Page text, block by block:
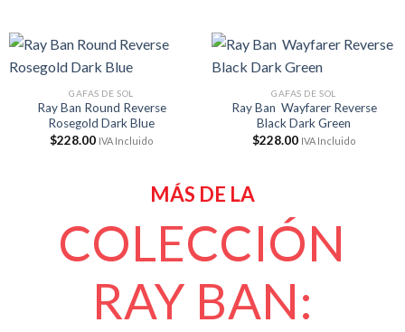
GAFAS DE SOL
Ray Ban Round Reverse
Rosegold Dark Blue
$228.00 IVA Incluido
GAFAS DE SOL
Ray Ban Wayfarer Reverse
Black Dark Green
$228.00 IVA Incluido
MÁS DE LA
COLECCIÓN
RAY BAN: